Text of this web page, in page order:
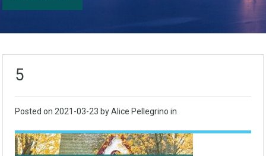
5
Posted on 2021-03-23 by Alice Pellegrino in